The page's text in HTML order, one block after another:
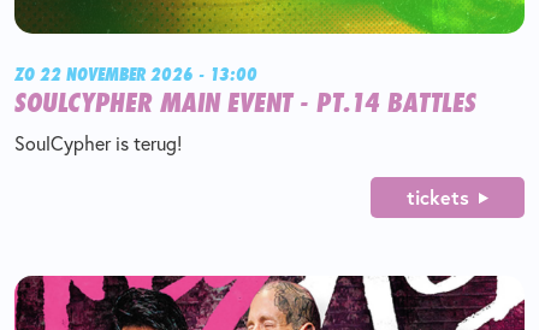
ZO 22 NOVEMBER 2026 - 13:00
SOULCYPHER MAIN EVENT - PT.14 BATTLES
SoulCypher is terug!
tickets